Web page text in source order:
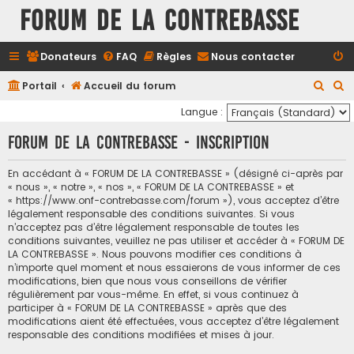
FORUM DE LA CONTREBASSE
Donateurs FAQ Règles Nous contacter
Portail Accueil du forum
e
c
e
c
c
r
Langue :
FORUM DE LA CONTREBASSE - Inscription
En accédant à « FORUM DE LA CONTREBASSE » (désigné ci-après par
« nous », « notre », « nos », « FORUM DE LA CONTREBASSE » et
« https://www.onf-contrebasse.com/forum »), vous acceptez d’être
légalement responsable des conditions suivantes. Si vous
n’acceptez pas d’être légalement responsable de toutes les
conditions suivantes, veuillez ne pas utiliser et accéder à « FORUM DE
LA CONTREBASSE ». Nous pouvons modifier ces conditions à
n’importe quel moment et nous essaierons de vous informer de ces
modifications, bien que nous vous conseillons de vérifier
régulièrement par vous-même. En effet, si vous continuez à
participer à « FORUM DE LA CONTREBASSE » après que des
modifications aient été effectuées, vous acceptez d’être légalement
responsable des conditions modifiées et mises à jour.